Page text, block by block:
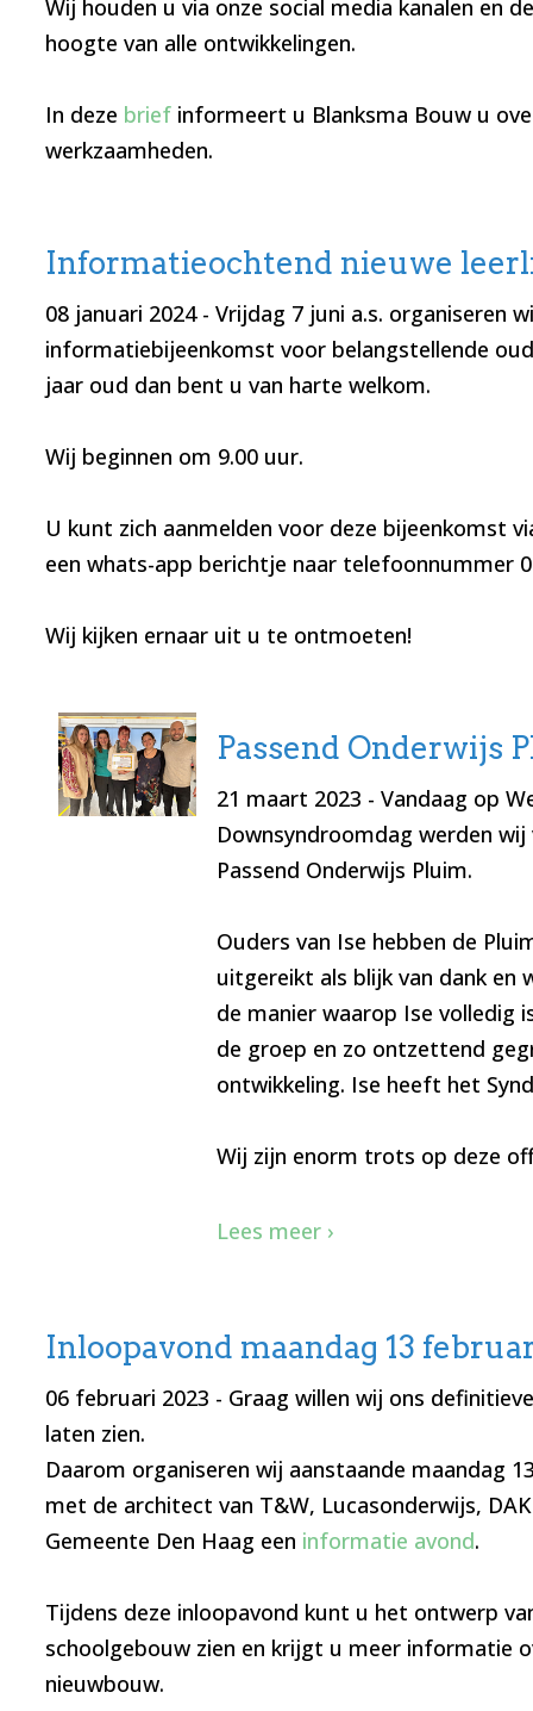
Wij houden u via onze social media kanalen en
hoogte van alle ontwikkelingen.
In deze briefinformeert u Blanksma Bouw u
werkzaamheden.
Informatieochtend nieuwe
08 januari 2024- Vrijdag 7 juni a.s. organiseren
informatiebijeenkomst voor belangstellende
jaar oud dan bent u van harte welkom.
Wij beginnen om 9.00 uur.
U kunt zich aanmelden voor deze bijeenkomst
een whats-app berichtje naar telefoonnummer
Wij kijken ernaar uit u te ontmoeten!
Passend Onderwijs
21 maart 2023 - Vandaag op
Downsyndroomdag werden
Passend Onderwijs Pluim.
Ouders van Ise hebben de
uitgereikt als blijk van dank en
de manier waarop Ise volledig
de groep en zo ontzettend
ontwikkeling. Ise heeft het
Wij zijn enorm trots op deze
Lees meer ›
Inloopavond maandag 13
06 februari 2023 - Graag willen wij ons
laten zien.
Daarom organiseren wij aanstaande maandag
met de architect van T&W, Lucasonderwijs,
Gemeente Den Haag een informatie avond.
Tijdens deze inloopavond kunt u het ontwerp
schoolgebouw zien en krijgt u meer informatie
nieuwbouw.